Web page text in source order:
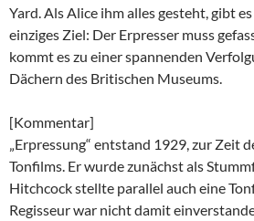
Yard. Als Alice ihm alles gesteht, gibt
einziges Ziel: Der Erpresser muss
kommt es zu einer spannenden
Dächern des Britischen Museums.
[Kommentar]
„Erpressung“ entstand 1929, zur Zeit
Tonfilms. Er wurde zunächst als
Hitchcock stellte parallel auch eine
Regisseur war nicht damit